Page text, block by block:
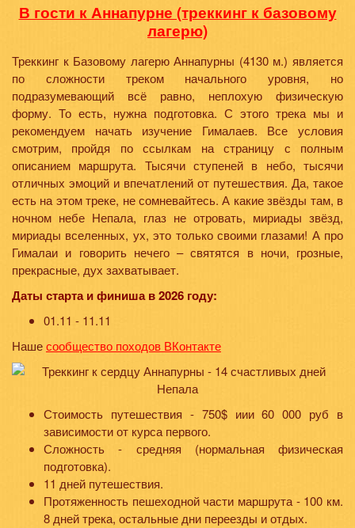
В гости к Аннапурне (треккинг к базовому
лагерю)
Треккинг к Базовому лагерю Аннапурны (4130 м.) является
по сложности треком начального уровня, но
подразумевающий всё равно, неплохую физическую
форму. То есть, нужна подготовка. С этого трека мы и
рекомендуем начать изучение Гималаев. Все условия
смотрим, пройдя по ссылкам на страницу с полным
описанием маршрута. Тысячи ступеней в небо, тысячи
отличных эмоций и впечатлений от путешествия. Да, такое
есть на этом треке, не сомневайтесь. А какие звёзды там, в
ночном небе Непала, глаз не отровать, мириады звёзд,
мириады вселенных, ух, это только своими глазами! А про
Гималаи и говорить нечего – святятся в ночи, грозные,
прекрасные, дух захватывает.
Даты старта и финиша в 2026 году:
01.11 - 11.11
Нашесообщество походов ВКонтакте
Стоимость путешествия - 750$ иии 60 000 руб в
зависимости от курса первого.
Сложность - средняя (нормальная физическая
подготовка).
11 дней путешествия.
Протяженность пешеходной части маршрута - 100 км.
8 дней трека, остальные дни переезды и отдых.